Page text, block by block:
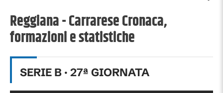
Reggiana - Carrarese Cronaca,
formazioni e statistiche
SERIE B · 27ª GIORNATA